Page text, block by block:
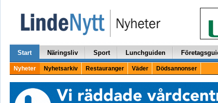
Start Näringsliv Sport Lunchguiden
Nyheter Nyhetsarkiv Restauranger Väder Dödsannonser